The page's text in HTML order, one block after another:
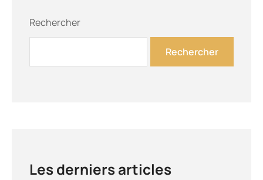
Rechercher
Rechercher
Les derniers articles